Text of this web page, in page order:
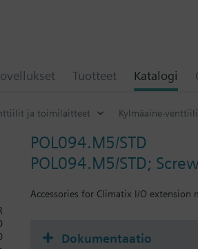
Tuotteet Katalogi
ja toimilaitteet Kylmäaine-
POL094.M5/STD
POL094.M5/STD;
Accessories for Climatix I/O extension
Dokumentaatio